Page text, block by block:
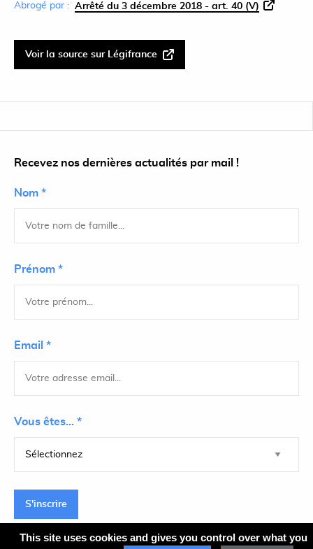
Abrogé par : Arrêté du 3 décembre 2018 - art. 40 (V)
Voir la source sur Légifrance
Recevez nos dernières actualités par mail !
Nom *
Prénom *
Email *
Vous êtes... *
S'inscrire
This site uses cookies and gives you control over what you